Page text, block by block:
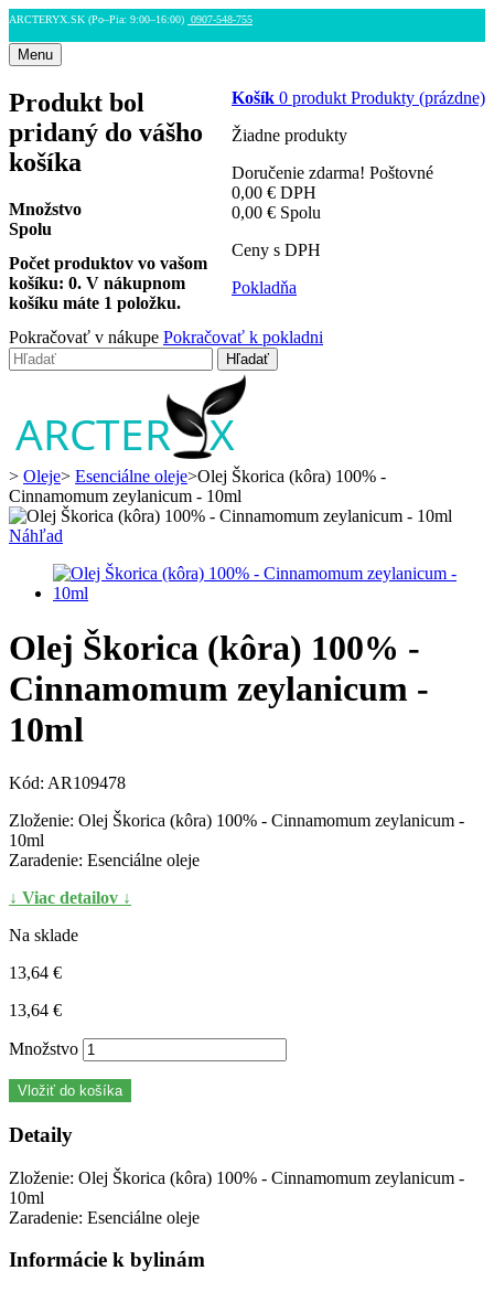
ARCTERYX.SK (Po–Pia: 9:00–16:00) 0907-548-755
Menu
Košík 0 produkt Produkty (prázdne)
Žiadne produkty
Doručenie zdarma! Poštovné
0,00 € DPH
0,00 € Spolu
Ceny s DPH
Pokladňa
Produkt bol
pridaný do vášho
košíka
Množstvo
Spolu
Počet produktov vo vašom
košíku: 0. V nákupnom
košíku máte 1 položku.
Pokračovať v nákupe Pokračovať k pokladni
Hľadať
> Oleje> Esenciálne oleje>Olej Škorica (kôra) 100% -
Cinnamomum zeylanicum - 10ml
Náhľad
Olej Škorica (kôra) 100% -
Cinnamomum zeylanicum -
10ml
Kód: AR109478
Zloženie: Olej Škorica (kôra) 100% - Cinnamomum zeylanicum -
10ml
Zaradenie: Esenciálne oleje
↓ Viac detailov ↓
Na sklade
13,64 €
13,64 €
Množstvo
Vložiť do košíka
Detaily
Zloženie: Olej Škorica (kôra) 100% - Cinnamomum zeylanicum -
10ml
Zaradenie: Esenciálne oleje
Informácie k bylinám